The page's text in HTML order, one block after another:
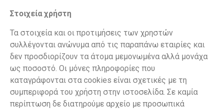
Στοιχεία χρήστη
Τα στοιχεία και οι προτιμήσεις των χρηστών
συλλέγονται ανώνυμα από τις παραπάνω εταιρίες και
δεν προσδιορίζουν τα άτομα μεμονωμένα αλλά μονάχα
ως ποσοστό. Οι μόνες πληροφορίες που
καταγράφονται στα cookies είναι σχετικές με τη
συμπεριφορά του χρήστη στην ιστοσελίδα. Σε καμία
περίπτωση δε διατηρούμε αρχείο με προσωπικά